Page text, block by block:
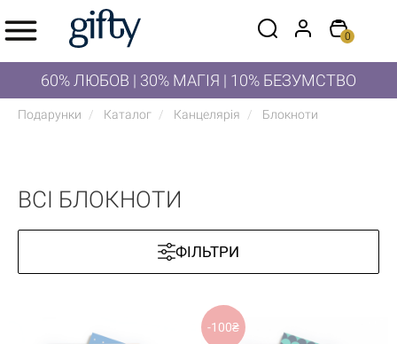
0
60% ЛЮБОВ | 30% МАГІЯ | 10% БЕЗУМСТВО
Подарунки Каталог Канцелярія Блокноти
ВСІ БЛОКНОТИ
ФІЛЬТРИ
-100₴